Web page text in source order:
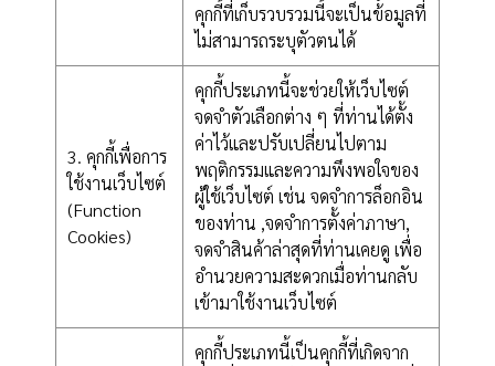
คุกกี้ที่เก็บรวบรวมนี้จะเป็นข้อมูลที่
ไม่สามารถระบุตัวตนได้
3. คุกกี้เพื่อการ
ใช้งานเว็บไซต์
(Function
Cookies)
คุกกี้ประเภทนี้จะช่วยให้เว็บไซต์
จดจำตัวเลือกต่าง ๆ ที่ท่านได้ตั้ง
ค่าไว้และปรับเปลี่ยนไปตาม
พฤติกรรมและความพึงพอใจของ
ผู้ใช้เว็บไซต์ เช่น จดจำการล็อกอิน
ของท่าน ,จดจำการตั้งค่าภาษา,
จดจำสินค้าล่าสุดที่ท่านเคยดู เพื่อ
อำนวยความสะดวกเมื่อท่านกลับ
เข้ามาใช้งานเว็บไซต์
คุกกี้ประเภทนี้เป็นคุกกี้ที่เกิดจาก